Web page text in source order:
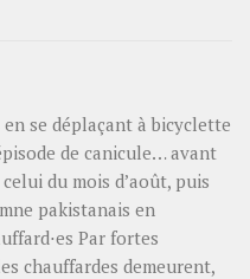
se déplaçant à bicyclette
de canicule… avant
du mois d’août, puis
pakistanais en
Par fortes
chauffardes demeurent,